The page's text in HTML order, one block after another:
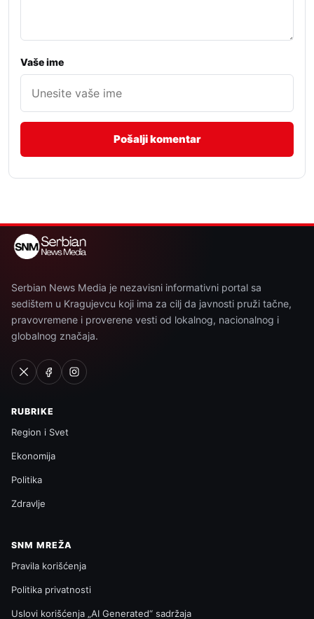
Vaše ime
Serbian News Media je nezavisni informativni portal sa
sedištem u Kragujevcu koji ima za cilj da javnosti pruži tačne,
pravovremene i proverene vesti od lokalnog, nacionalnog i
globalnog značaja.
RUBRIKE
Region i Svet
Ekonomija
Politika
Zdravlje
SNM MREŽA
Pravila korišćenja
Politika privatnosti
Uslovi korišćenja „AI Generated“ sadržaja